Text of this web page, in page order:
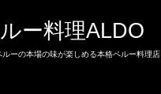
ー料理ALDO
ルーの本場の味が楽しめる本格ペルー料理店